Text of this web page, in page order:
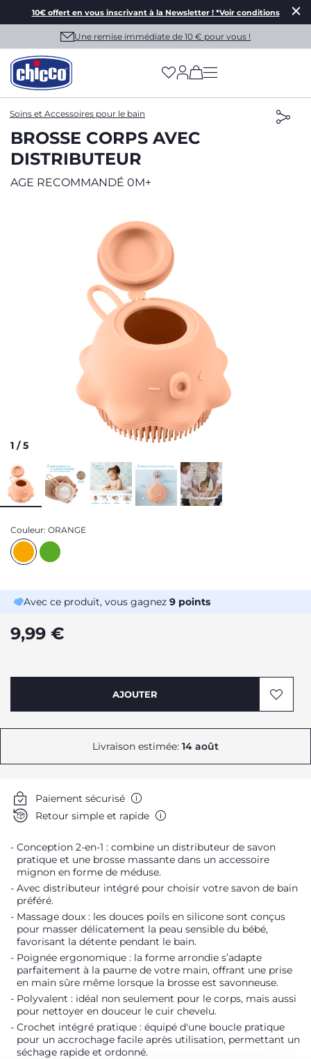
10€ offert en vous inscrivant à la Newsletter ! *Voir conditions
Une remise immédiate de 10 € pour vous !
(has more options
Soins et Accessoires pour le bain
BROSSE CORPS AVEC
DISTRIBUTEUR
AGE RECOMMANDÉ 0M+
1 /5
Couleur: ORANGE
Avec ce produit, vous gagnez 9 points
9,99 €
AJOUTER
Livraison estimée: 14 août
Paiement sécurisé
Retour simple et rapide
Conception 2-en-1 : combine un distributeur de savon
pratique et une brosse massante dans un accessoire
mignon en forme de méduse.
Avec distributeur intégré pour choisir votre savon de bain
préféré.
Massage doux : les douces poils en silicone sont conçus
pour masser délicatement la peau sensible du bébé,
favorisant la détente pendant le bain.
Poignée ergonomique : la forme arrondie s’adapte
parfaitement à la paume de votre main, offrant une prise
en main sûre même lorsque la brosse est savonneuse.
Polyvalent : idéal non seulement pour le corps, mais aussi
pour nettoyer en douceur le cuir chevelu.
Crochet intégré pratique : équipé d'une boucle pratique
pour un accrochage facile après utilisation, permettant un
séchage rapide et ordonné.